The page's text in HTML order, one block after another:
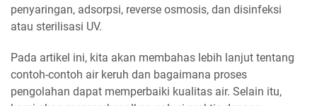
penyaringan, adsorpsi, reverse osmosis, dan disinfeksi
atau sterilisasi UV.
Pada artikel ini, kita akan membahas lebih lanjut tentang
contoh-contoh air keruh dan bagaimana proses
pengolahan dapat memperbaiki kualitas air. Selain itu,